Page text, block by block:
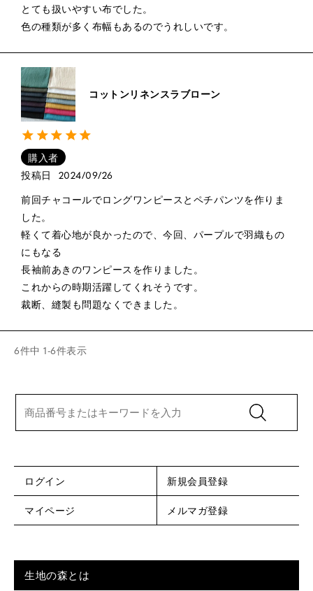
とても扱いやすい布でした。
色の種類が多く布幅もあるのでうれしいです。
コットンリネンスラブローン
購入者
投稿日
2024/09/26
前回チャコールでロングワンピースとペチパンツを作りま
した。
軽くて着心地が良かったので、今回、パープルで羽織もの
にもなる
長袖前あきのワンピースを作りました。
これからの時期活躍してくれそうです。
裁断、縫製も問題なくできました。
6件中 1-6件表示
ログイン 新規会員登録
マイページ メルマガ登録
生地の森とは